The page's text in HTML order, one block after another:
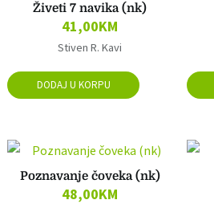
Živeti 7 navika (nk)
41,00KM
Stiven R. Kavi
DODAJ U KORPU
Poznavanje čoveka (nk)
48,00KM